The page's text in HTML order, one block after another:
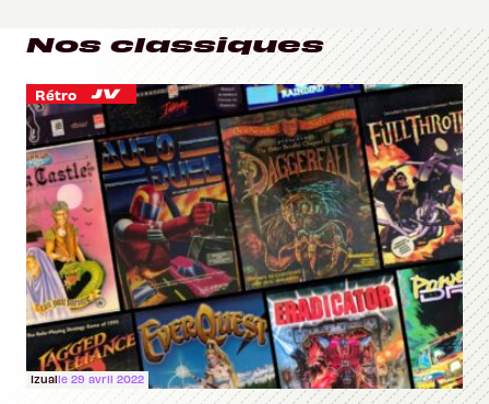
Nos classiques
Rétro
Izualle 29 avril 2022